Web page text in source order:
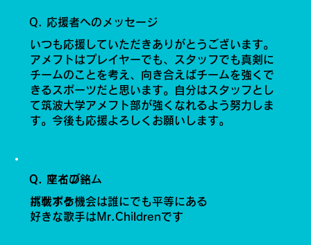
挑戦する機会は誰にでも平等にある
Q. 座右の銘
ポケポケ
好きな歌手はMr.Childrenです
Q. マイブーム
Q. 応援者へのメッセージ
いつも応援していただきありがとうございます。
アメフトはプレイヤーでも、スタッフでも真剣に
チームのことを考え、向き合えばチームを強くで
きるスポーツだと思います。自分はスタッフとし
て筑波大学アメフト部が強くなれるよう努力しま
す。今後も応援よろしくお願いします。